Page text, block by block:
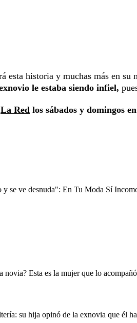
esta historia y muchas más en
le estaba siendo infiel,
La Red los sábados y domingos
y se ve desnuda": En Tu Moda Sí
novia? Esta es la mujer que lo
su hija opinó de la exnovia que él